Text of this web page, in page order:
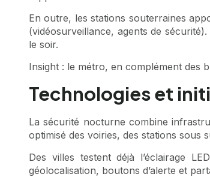
En outre, les stations souterraines
(vidéosurveillance, agents de
le soir.
Insight : le métro, en complément des
Technologies et
La sécurité nocturne combine
optimisé des voiries, des stations sous
Des villes testent déjà l’éclairage
géolocalisation, boutons d’alerte et